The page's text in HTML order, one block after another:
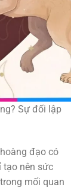
Sự đối lập
đạo có
tạo nên sức
mối quan